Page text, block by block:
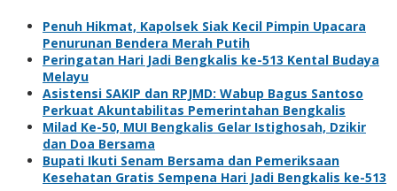
Penuh Hikmat, Kapolsek Siak Kecil Pimpin Upacara
Penurunan Bendera Merah Putih
Peringatan Hari Jadi Bengkalis ke-513 Kental Budaya
Melayu
Asistensi SAKIP dan RPJMD: Wabup Bagus Santoso
Perkuat Akuntabilitas Pemerintahan Bengkalis
Milad Ke-50, MUI Bengkalis Gelar Istighosah, Dzikir
dan Doa Bersama
Bupati Ikuti Senam Bersama dan Pemeriksaan
Kesehatan Gratis Sempena Hari Jadi Bengkalis ke-513